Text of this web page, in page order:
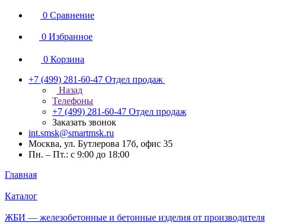
0 Сравнение
0 Избранное
0 Корзина
+7 (499) 281-60-47 Отдел продаж
Назад
Телефоны
+7 (499) 281-60-47 Отдел продаж
Заказать звонок
int.smsk@smartmsk.ru
Москва, ул. Бутлерова 17б, офис 35
Пн. – Пт.: с 9:00 до 18:00
Главная
Каталог
ЖБИ — железобетонные и бетонные изделия от производителя